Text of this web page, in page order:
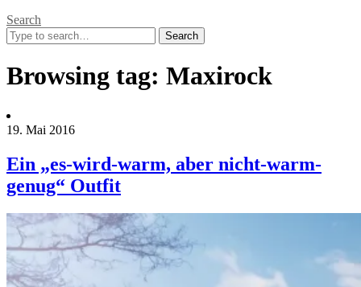
Search
Search
for:
Browsing tag: Maxirock
19. Mai 2016
Ein „es-wird-warm, aber nicht-warm-
genug“ Outfit